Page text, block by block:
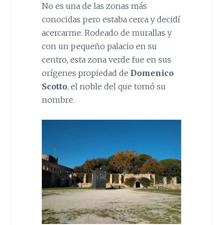
No es una de las zonas más
conocidas pero estaba cerca y decidí
acercarme. Rodeado de murallas y
con un pequeño palacio en su
centro, esta zona verde fue en sus
orígenes propiedad de Domenico
Scotto, el noble del que tomó su
nombre.